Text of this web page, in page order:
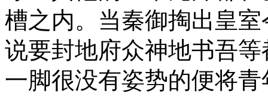
槽之内。当秦御掏出皇
说要封地府众神地书吾
一脚很没有姿势的便将